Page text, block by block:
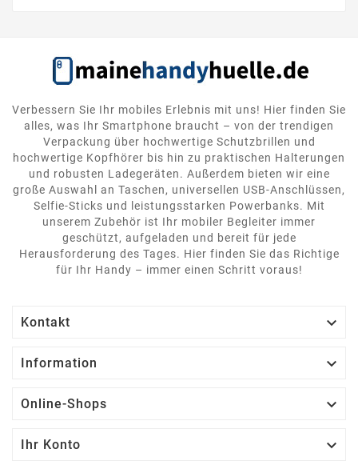
Verbessern Sie Ihr mobiles Erlebnis mit uns! Hier finden Sie
alles, was Ihr Smartphone braucht – von der trendigen
Verpackung über hochwertige Schutzbrillen und
hochwertige Kopfhörer bis hin zu praktischen Halterungen
und robusten Ladegeräten. Außerdem bieten wir eine
große Auswahl an Taschen, universellen USB-Anschlüssen,
Selfie-Sticks und leistungsstarken Powerbanks. Mit
unserem Zubehör ist Ihr mobiler Begleiter immer
geschützt, aufgeladen und bereit für jede
Herausforderung des Tages. Hier finden Sie das Richtige
für Ihr Handy – immer einen Schritt voraus!
Kontakt 
Information 
Online-Shops 
Ihr Konto 